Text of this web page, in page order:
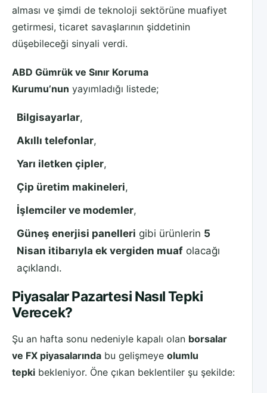
alması ve şimdi de teknoloji sektörüne muafiyet
getirmesi, ticaret savaşlarının şiddetinin
düşebileceği sinyali verdi.
ABD Gümrük ve Sınır Koruma
Kurumu’nun yayımladığı listede;
Bilgisayarlar,
Akıllı telefonlar,
Yarı iletken çipler,
Çip üretim makineleri,
İşlemciler ve modemler,
Güneş enerjisi panelleri gibi ürünlerin 5
Nisan itibarıyla ek vergiden muaf olacağı
açıklandı.
Piyasalar Pazartesi Nasıl Tepki
Verecek?
Şu an hafta sonu nedeniyle kapalı olan borsalar
ve FX piyasalarında bu gelişmeye olumlu
tepki bekleniyor. Öne çıkan beklentiler şu şekilde: